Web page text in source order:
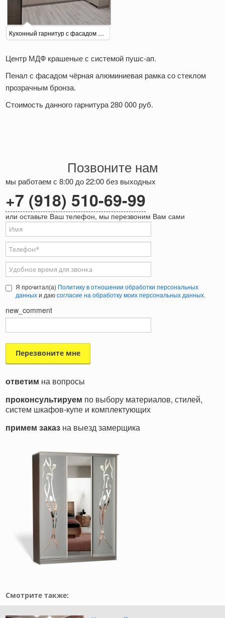
Кухонный гарнитур с фасадом МДФ
Центр МДФ крашеные с системой пушс-ап.
Пенал с фасадом чёрная алюминиевая рамка со стеклом
прозрачным бронза.
Стоимость данного гарнитура 280 000 руб.
Позвоните нам
мы работаем с 8:00 до 22:00 без выходных
+7 (918) 510-69-99
или оставьте Ваш телефон, мы перезвоним Вам сами
Ваше имя
Телефон*
Удобное время для звонка
Я прочитал(а) Политику в отношении обработки персональных
данныхи даюсогласие на обработку моих персональных данных.
new_comment
ответим на вопросы
проконсультируем по выбору материалов, стилей,
систем шкафов-купе и комплектующих
примем заказ на выезд замерщика
Смотрите также: